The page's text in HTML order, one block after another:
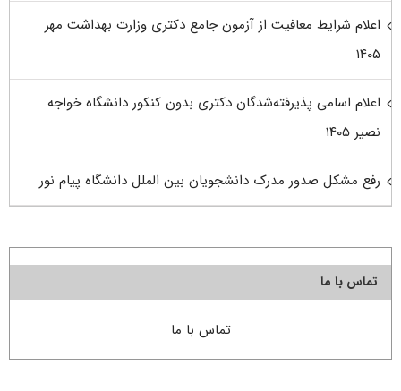
اعلام شرایط معافیت از آزمون جامع دکتری وزارت بهداشت مهر
۱۴۰۵
اعلام اسامی پذیرفته‌شدگان دکتری بدون کنکور دانشگاه خواجه
نصیر ۱۴۰۵
رفع مشکل صدور مدرک دانشجویان بین الملل دانشگاه پیام نور
تماس با ما
تماس با ما